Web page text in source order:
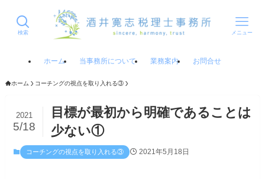
検索 メニュー
ホーム 当事務所について 業務案内 お問合せ
ホーム コーチングの視点を取り入れる③
目標が最初から明確であることは
少ない①
2021
5/18
コーチングの視点を取り入れる③ 2021年5月18日